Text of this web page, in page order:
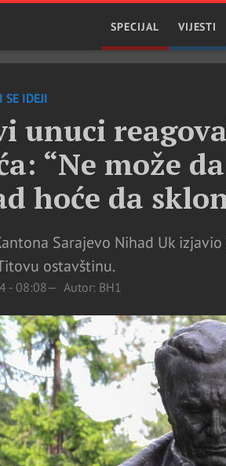
SPECIJAL VIJESTI
SE IDEJI
unuci
“Ne može
hoće da
Sarajevo Nihad Uk
ostavštinu.
- 08:08 Autor: BH1